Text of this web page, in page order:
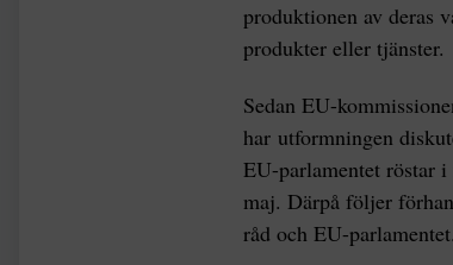
produktionen av deras
produkter eller tjänster.
Sedan EU-
har utformningen
EU-parlamentet röstar
maj. Därpå följer
råd och EU-parlamentet.